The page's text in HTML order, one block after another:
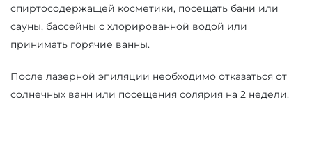
спиртосодержащей косметики, посещать бани или
сауны, бассейны с хлорированной водой или
принимать горячие ванны.
После лазерной эпиляции необходимо отказаться от
солнечных ванн или посещения солярия на 2 недели.